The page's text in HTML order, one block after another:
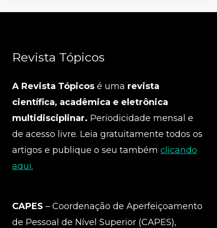
Revista Tópicos
A Revista Tópicos é uma revista
científica, acadêmica e eletrônica
multidisciplinar. Periodicidade mensal e
de acesso livre. Leia gratuitamente todos os
artigos e publique o seu também clicando
aqui.
CAPES – Coordenação de Aperfeiçoamento
de Pessoal de Nível Superior (CAPES),